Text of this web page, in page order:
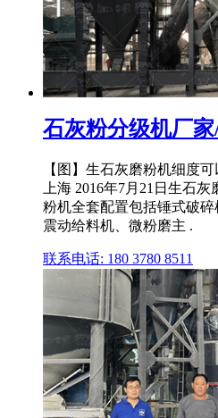
石灰粉分级机厂
【图】生石灰磨粉机细度
上海 2016年7月21日生石
粉机全套配置包括锤式破碎
震动给料机、微粉磨主 .
联系电话: 180 3780 8511